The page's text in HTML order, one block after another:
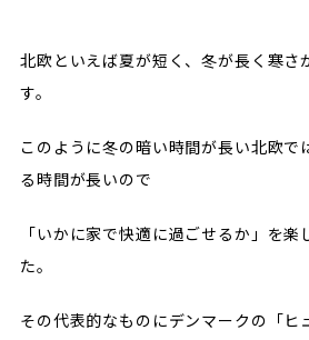
北欧といえば夏が短く、冬が長く寒さ
す。
このように冬の暗い時間が長い北欧で
る時間が長いので
「いかに家で快適に過ごせるか」を
た。
その代表的なものにデンマークの「ヒ